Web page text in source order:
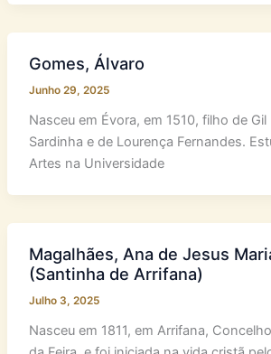
Gomes, Álvaro
Junho 29, 2025
Nasceu em Évora, em 1510, filho de Gil
Sardinha e de Lourença Fernandes.
Artes na Universidade
Magalhães, Ana de Jesus
(Santinha de Arrifana)
Julho 3, 2025
Nasceu em 1811, em Arrifana,